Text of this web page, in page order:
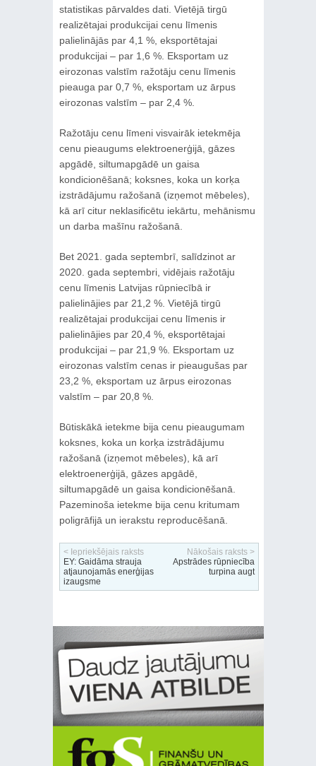
statistikas pārvaldes dati. Vietējā tirgū
realizētajai produkcijai cenu līmenis
palielinājās par 4,1 %, eksportētajai
produkcijai – par 1,6 %. Eksportam uz
eirozonas valstīm ražotāju cenu līmenis
pieauga par 0,7 %, eksportam uz ārpus
eirozonas valstīm – par 2,4 %.
Ražotāju cenu līmeni visvairāk ietekmēja
cenu pieaugums elektroenerģijā, gāzes
apgādē, siltumapgādē un gaisa
kondicionēšanā; koksnes, koka un korķa
izstrādājumu ražošanā (izņemot mēbeles),
kā arī citur neklasificētu iekārtu, mehānismu
un darba mašīnu ražošanā.
Bet 2021. gada septembrī, salīdzinot ar
2020. gada septembri, vidējais ražotāju
cenu līmenis Latvijas rūpniecībā ir
palielinājies par 21,2 %. Vietējā tirgū
realizētajai produkcijai cenu līmenis ir
palielinājies par 20,4 %, eksportētajai
produkcijai – par 21,9 %. Eksportam uz
eirozonas valstīm cenas ir pieaugušas par
23,2 %, eksportam uz ārpus eirozonas
valstīm – par 20,8 %.
Būtiskākā ietekme bija cenu pieaugumam
koksnes, koka un korķa izstrādājumu
ražošanā (izņemot mēbeles), kā arī
elektroenerģijā, gāzes apgādē,
siltumapgādē un gaisa kondicionēšanā.
Pazeminoša ietekme bija cenu kritumam
poligrāfijā un ierakstu reproducēšanā.
< Iepriekšējais raksts
EY: Gaidāma strauja
atjaunojamās enerģijas
izaugsme
Nākošais raksts >
Apstrādes rūpniecība
turpina augt